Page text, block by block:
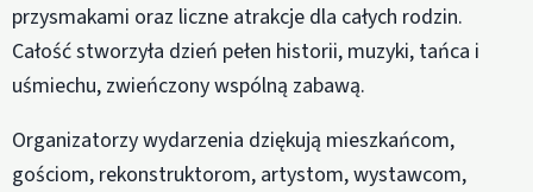
przysmakami oraz liczne atrakcje dla całych rodzin.
Całość stworzyła dzień pełen historii, muzyki, tańca i
uśmiechu, zwieńczony wspólną zabawą.
Organizatorzy wydarzenia dziękują mieszkańcom,
gościom, rekonstruktorom, artystom, wystawcom,